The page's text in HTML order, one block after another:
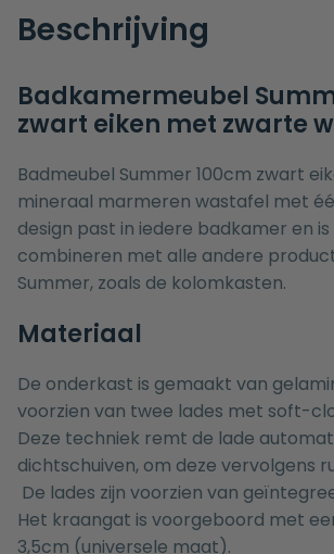
Beschrijving
Badkamermeubel
zwart eiken met zwarte
Badmeubel Summer 100cm zwart
mineraal marmeren wastafel met
design past in iedere badkamer en
combineren met alle andere
Summer, zoals de kolomkasten.
Materiaal
De onderkast is gemaakt van
voorzien van twee lades met soft-
Deze techniek remt de lade
dichtschuiven, om deze vervolgens
De lades zijn voorzien van
Het kraangat is voorgeboord met
3,5cm (universele maat).